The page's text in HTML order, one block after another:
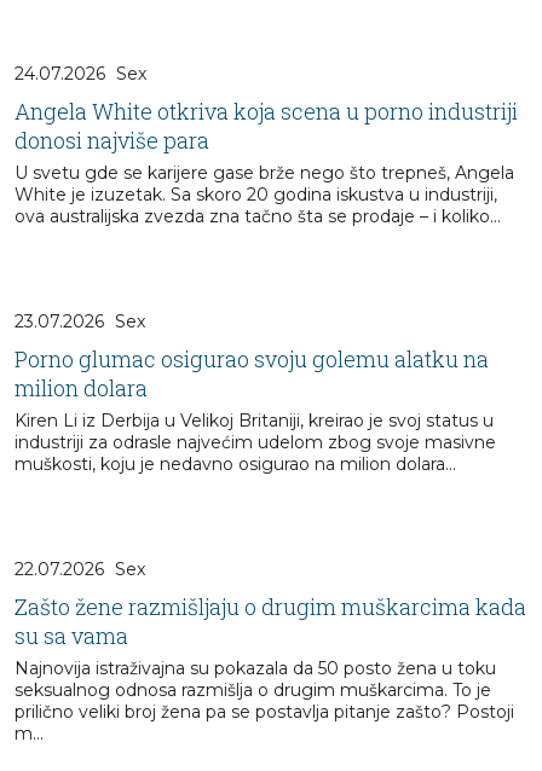
24.07.2026 Sex
Angela White otkriva koja scena u porno industriji
donosi najviše para
U svetu gde se karijere gase brže nego što trepneš, Angela
White je izuzetak. Sa skoro 20 godina iskustva u industriji,
ova australijska zvezda zna tačno šta se prodaje – i koliko...
23.07.2026 Sex
Porno glumac osigurao svoju golemu alatku na
milion dolara
Kiren Li iz Derbija u Velikoj Britaniji, kreirao je svoj status u
industriji za odrasle najvećim udelom zbog svoje masivne
muškosti, koju je nedavno osigurao na milion dolara...
22.07.2026 Sex
Zašto žene razmišljaju o drugim muškarcima kada
su sa vama
Najnovija istraživajna su pokazala da 50 posto žena u toku
seksualnog odnosa razmišlja o drugim muškarcima. To je
prilično veliki broj žena pa se postavlja pitanje zašto? Postoji
m...